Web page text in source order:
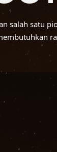
salah satu